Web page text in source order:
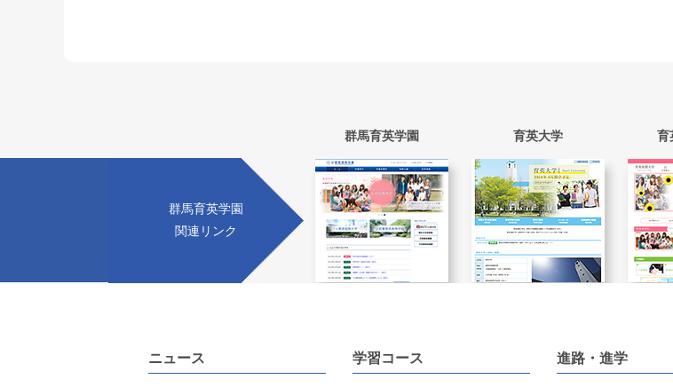
群馬育英学園 育英大学 育
群馬育英学園
関連リンク
ニュース 学習コース 進路・進学